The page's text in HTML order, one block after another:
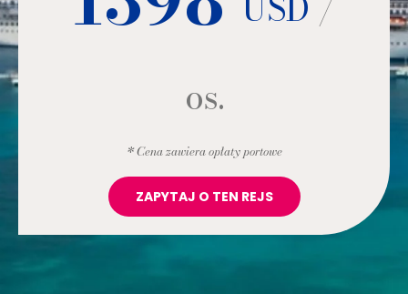
os.
* Cena zawiera opłaty portowe
ZAPYTAJ O TEN REJS